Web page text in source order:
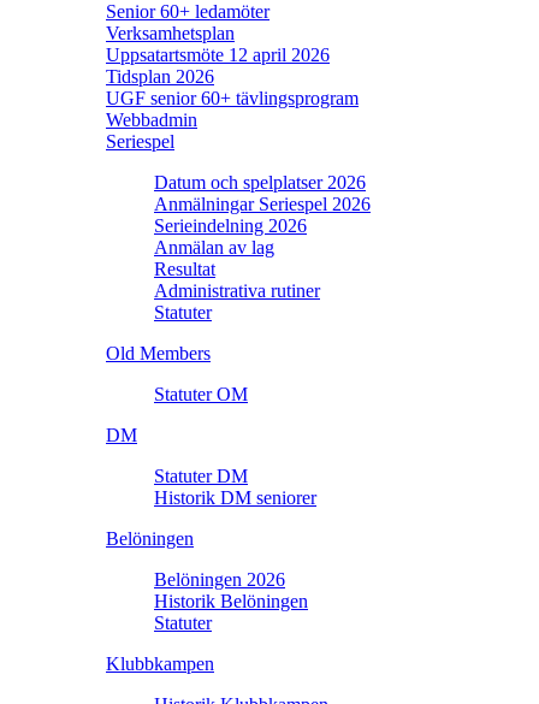
Senior 60+ ledamöter
Verksamhetsplan
Uppsatartsmöte 12 april 2026
Tidsplan 2026
UGF senior 60+ tävlingsprogram
Webbadmin
Seriespel
Datum och spelplatser 2026
Anmälningar Seriespel 2026
Serieindelning 2026
Anmälan av lag
Resultat
Administrativa rutiner
Statuter
Old Members
Statuter OM
DM
Statuter DM
Historik DM seniorer
Belöningen
Belöningen 2026
Historik Belöningen
Statuter
Klubbkampen